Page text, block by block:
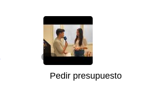
1/1
Pedir presupuesto